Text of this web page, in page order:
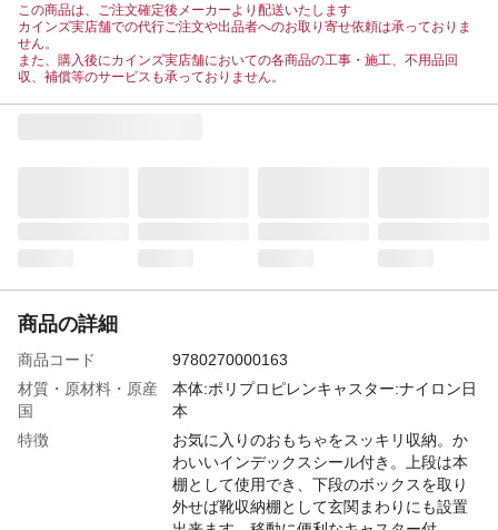
この商品は、ご注文確定後メーカーより配送いたします
カインズ実店舗での代行ご注文や出品者へのお取り寄せ依頼は承っておりま
せん。
また、購入後にカインズ実店舗においての各商品の工事・施工、不用品回
収、補償等のサービスも承っておりません。
商品の詳細
商品コード
9780270000163
材質・原材料・原産
国
本体:ポリプロピレンキャスター:ナイロン日
本
特徴
お気に入りのおもちゃをスッキリ収納。か
わいいインデックスシール付き。上段は本
棚として使用でき、下段のボックスを取り
外せば靴収納棚として玄関まわりにも設置